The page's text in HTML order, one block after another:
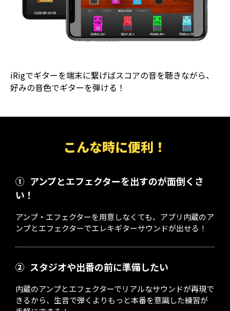
iRigでギターを端末に繋げばスコアの音を聴きながら、
好みの音色でギターを弾ける！
こんな時に便利！
① アンプとエフェクターを出すのが面倒くさ
い！
アンプ・エフェクターを用意しなくても、アプリ内蔵のア
ンプとエフェクターでエレキギターサウンドが出せる！
② スタジオや出番の前に準備したい
内蔵のアンプとエフェクターでリアルなサウンドが再現で
きるから、生音で弾くよりもっと本番を意識した練習が